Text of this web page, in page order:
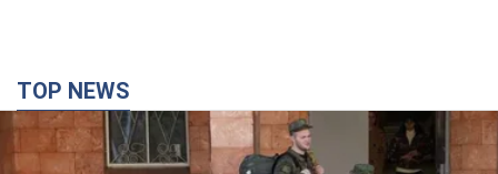
TOP NEWS